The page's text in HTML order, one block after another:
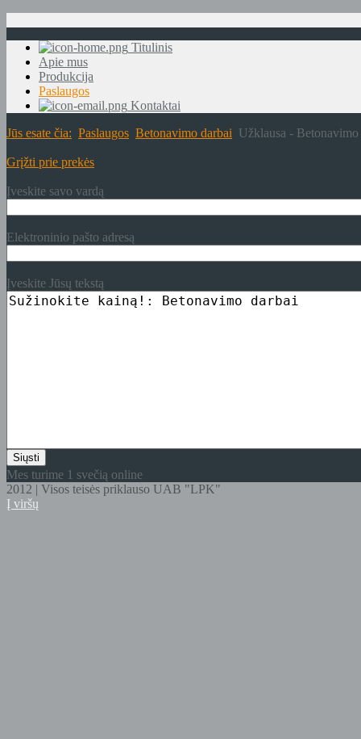
Titulinis
Apie mus
Produkcija
Paslaugos
Kontaktai
Jūs esate čia: Paslaugos Betonavimo darbai Užklausa - Betonavimo
Grįžti prie prekės
Įveskite savo vardą
Elektroninio pašto adresą
Įveskite Jūsų tekstą
Mes turime 1 svečią online
2012 | Visos teisės priklauso UAB "LPK"
Į viršų